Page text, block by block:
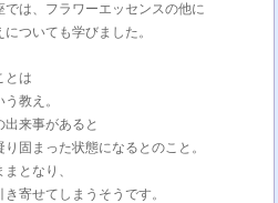
は、フラワーエッセンスの他に
ついても学びました。
とは
う教え。
来事があると
固まった状態になるとのこと。
となり、
寄せてしまうそうです。